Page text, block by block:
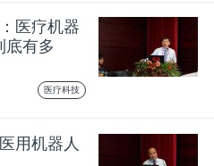
医疗机器
底有多
医疗科技
用机器人